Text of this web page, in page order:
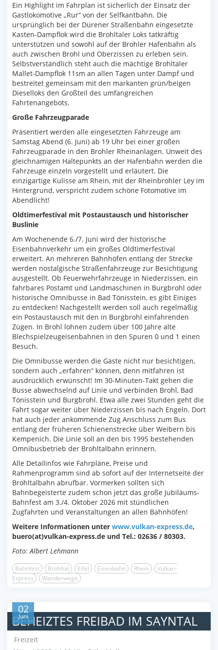
Ein Highlight im Fahrplan ist sicherlich der Einsatz der
Gastlokomotive „Rur“ von der Selfkantbahn. Die
ursprünglich bei der Dürener Straßenbahn eingesetzte
Kasten-Dampflok wird die Brohltaler Loks tatkräftig
unterstützen und sowohl auf der Brohler Hafenbahn als
auch zwischen Brohl und Oberzissen zu erleben sein.
Selbstverständlich steht auch die mächtige Brohltaler
Mallet-Dampflok 11sm an allen Tagen unter Dampf und
bestreitet gemeinsam mit den markanten grün/beigen
Dieselloks den Großteil des umfangreichen
Fahrtenangebots.
Große Fahrzeugparade
Präsentiert werden alle eingesetzten Fahrzeuge am
Samstag Abend (6. Juni) ab 19 Uhr bei einer großen
Fahrzeugparade in den Brohler Rheinanlagen. Unweit des
gleichnamigen Haltepunkts an der Hafenbahn werden die
Fahrzeuge einzeln vorgestellt und erläutert. Die
einzigartige Kulisse am Rhein, mit der Rheinbrohler Ley im
Hintergrund, verspricht zudem schöne Fotomotive im
Abendlicht!
Oldtimerfestival mit Postaustausch und historischer
Buslinie
Am Wochenende 6./7. Juni wird der historische
Eisenbahnverkehr um ein großes Oldtimerfestival
erweitert. An mehreren Bahnhöfen entlang der Strecke
werden nostalgische Straßenfahrzeuge zur Besichtigung
ausgestellt. Ob Feuerwehrfahrzeuge in Niederzissen, ein
fahrbares Postamt und Landmaschinen in Burgbrohl oder
historische Omnibusse in Bad Tönisstein, es gibt Einiges
zu entdecken! Nachgestellt werden soll auch regelmäßig
ein Postaustausch mit den in Burgbrohl einfahrenden
Zügen. In Brohl lohnen zudem über 100 Jahre alte
Blechspielzeugeisenbahnen in den Spuren 0 und 1 einen
Besuch.
Die Omnibusse werden die Gäste nicht nur besichtigen,
sondern auch „erfahren“ können, denn mitfahren ist
ausdrücklich erwünscht! Im 30-Minuten-Takt gehen die
Busse abwechselnd auf Linie und verbinden Brohl, Bad
Tönisstein und Burgbrohl. Etwa alle zwei Stunden geht die
Fahrt sogar weiter über Niederzissen bis nach Engeln. Dort
hat auch jeder ankommende Zug Anschluss zum Bus
entlang der früheren Schienenstrecke über Weibern bis
Kempenich. Die Linie soll an den bis 1995 bestehenden
Omnibusbetrieb der Brohltalbahn erinnern.
Alle Detailinfos wie Fahrpläne, Preise und
Rahmenprogramm sind ab sofort auf der Internetseite der
Brohltalbahn abrufbar. Vormerken sollten sich
Bahnbegeisterte zudem schon jetzt das große Jubiläums-
Bahnfest am 3./4. Oktober 2026 mit stündlichen
Zugfahrten und Veranstaltungen an allen Bahnhöfen!
Weitere Informationen unter www.vulkan-express.de,
buero(at)vulkan-express.de und Tel.: 02636 / 80303.
Foto: Albert Lehmann
Bahnfest Brohltal Eifel Eisenbahn Rhein
Vulkan-
Express
Wanderwege
02
Juni
BEHEIZTES FREIBAD IM SAYNTAL
Freizeit